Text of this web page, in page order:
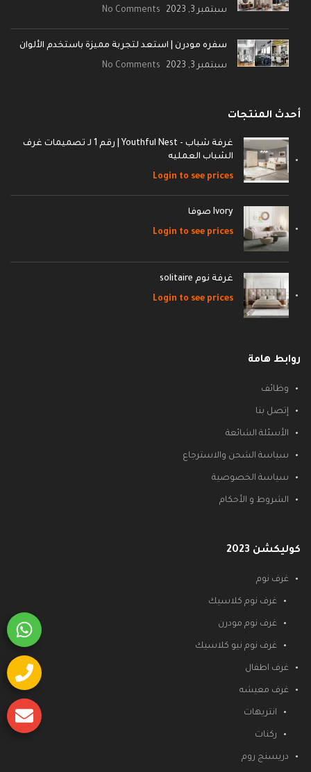
سبتمبر 3, 2023 No Comments
سفره مودرن | استعد لتجربة مميزة باستخدم الألوان
سبتمبر 3, 2023 No Comments
أحدث المنتجات
غرفة شباب - Youthful Nest | رقم 1 لـ تصميمات غرف
الشباب العمليه
Login to see prices
Ivory صوفا
Login to see prices
غرفة نوم solitaire
Login to see prices
روابط هامة
وظائف
إتصل بنا
الأسئلة الشائعة
سياسة الشحن والاسترجاع
سياسة الخصوصية
الشروط و الأحكام
كوليكشن 2023
غرف نوم
غرف نوم كلاسيك
غرف نوم مودرن
غرف نوم نيو كلاسيك
غرف اطفال
غرف معيشه
انتريهات
ركنات
دريسنج روم